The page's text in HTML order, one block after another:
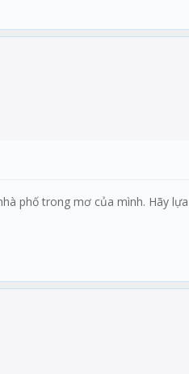
phố trong mơ của mình. Hãy